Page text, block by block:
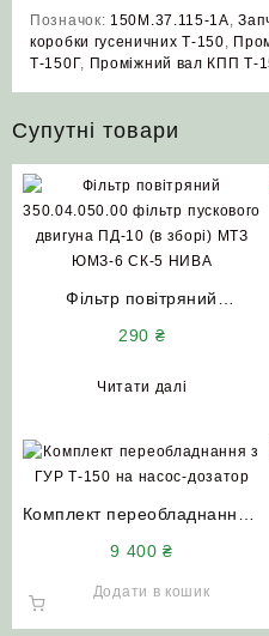
Позначок: 150М.37.115-1А ,
коробки гусеничних Т‑150
Т‑150Г, Проміжний вал КПП
Супутні товари
Фільтр повітряний
НИВА
290 ₴
Читати далі
Комплект переобладнання з
ХТЗ-17221
9 400₴
Додати в кошик